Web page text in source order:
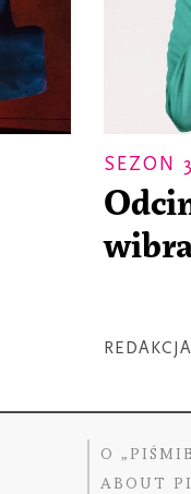
SEZON 3
REDAKCJA
O
ABOUT